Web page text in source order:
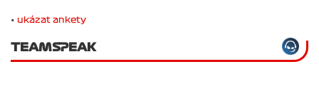
• ukázat ankety
TEAMSPEAK